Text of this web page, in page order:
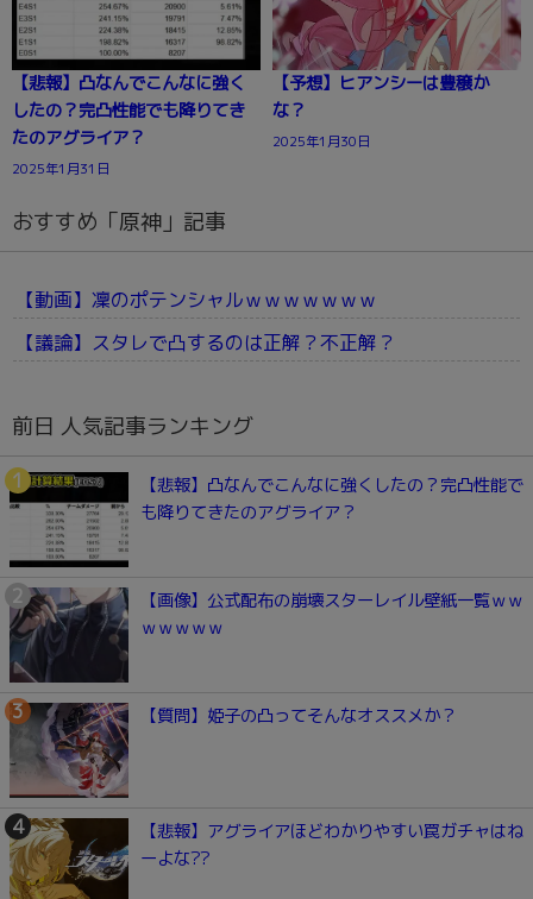
【悲報】凸なんでこんなに強く
したの？完凸性能でも降りてき
たのアグライア？
2025年1月31日
【予想】ヒアンシーは豊穣か
な？
2025年1月30日
おすすめ「原神」記事
【動画】凜のポテンシャルｗｗｗｗｗｗｗ
【議論】スタレで凸するのは正解？不正解？
前日 人気記事ランキング
【悲報】凸なんでこんなに強くしたの？完凸性能で
も降りてきたのアグライア？
【画像】公式配布の崩壊スターレイル壁紙一覧ｗｗ
ｗｗｗｗｗ
【質問】姫子の凸ってそんなオススメか？
【悲報】アグライアほどわかりやすい罠ガチャはね
ーよな??